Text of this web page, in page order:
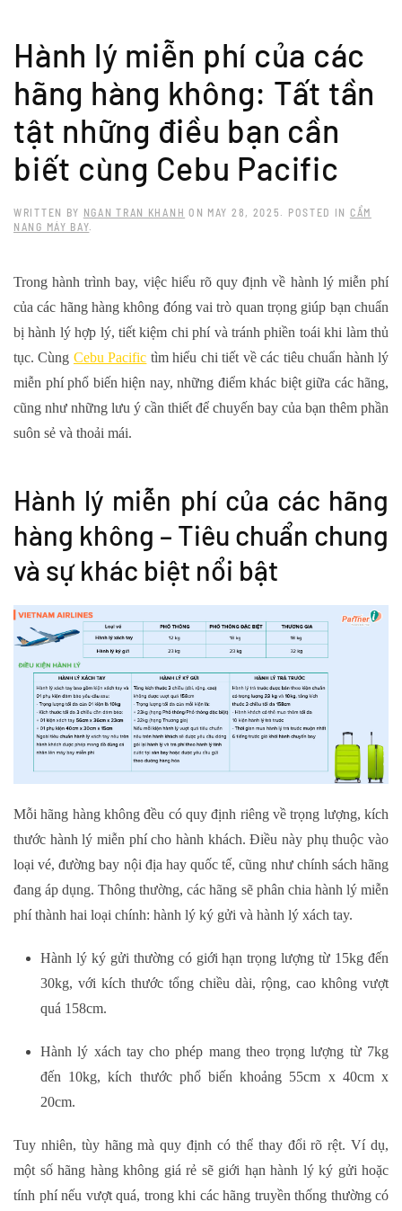
Skip to main content
Hành lý miễn phí của các
hãng hàng không: Tất tần
tật những điều bạn cần
biết cùng Cebu Pacific
WRITTEN BY NGAN TRAN KHANH ON MAY 28, 2025 . POSTED IN CẨM
NANG MÁY BAY.
Trong hành trình bay, việc hiểu rõ quy định về hành lý miễn phí
của các hãng hàng không đóng vai trò quan trọng giúp bạn chuẩn
bị hành lý hợp lý, tiết kiệm chi phí và tránh phiền toái khi làm thủ
tục. Cùng Cebu Pacific tìm hiểu chi tiết về các tiêu chuẩn hành lý
miễn phí phổ biến hiện nay, những điểm khác biệt giữa các hãng,
cũng như những lưu ý cần thiết để chuyến bay của bạn thêm phần
suôn sẻ và thoải mái.
Hành lý miễn phí của các hãng
hàng không – Tiêu chuẩn chung
và sự khác biệt nổi bật
Mỗi hãng hàng không đều có quy định riêng về trọng lượng, kích
thước hành lý miễn phí cho hành khách. Điều này phụ thuộc vào
loại vé, đường bay nội địa hay quốc tế, cũng như chính sách hãng
đang áp dụng. Thông thường, các hãng sẽ phân chia hành lý miễn
phí thành hai loại chính: hành lý ký gửi và hành lý xách tay.
Hành lý ký gửi thường có giới hạn trọng lượng từ 15kg đến
30kg, với kích thước tổng chiều dài, rộng, cao không vượt
quá 158cm.
Hành lý xách taycho phép mang theo trọng lượng từ 7kg
đến 10kg, kích thước phổ biến khoảng 55cm x 40cm x
20cm.
Tuy nhiên, tùy hãng mà quy định có thể thay đổi rõ rệt. Ví dụ,
một số hãng hàng không giá rẻ sẽ giới hạn hành lý ký gửi hoặc
tính phí nếu vượt quá, trong khi các hãng truyền thống thường có